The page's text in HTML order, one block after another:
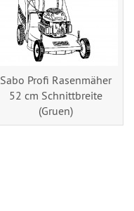
Sabo Profi Rasenmäher
52 cm Schnittbreite
(Gruen)